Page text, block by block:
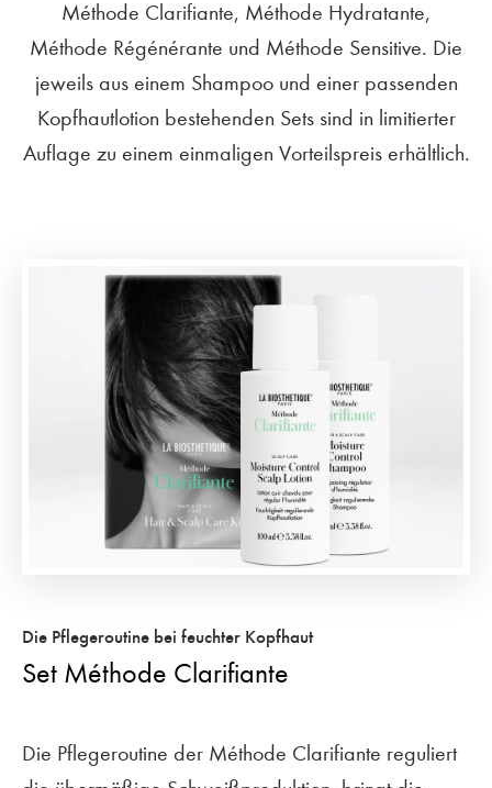
Méthode Clarifiante, Méthode Hydratante,
Méthode Régénérante und Méthode Sensitive. Die
jeweils aus einem Shampoo und einer passenden
Kopfhautlotion bestehenden Sets sind in limitierter
Auflage zu einem einmaligen Vorteilspreis erhältlich.
Die Pflegeroutine bei feuchter Kopfhaut
Set Méthode Clarifiante
Die Pflegeroutine der Méthode Clarifiante reguliert